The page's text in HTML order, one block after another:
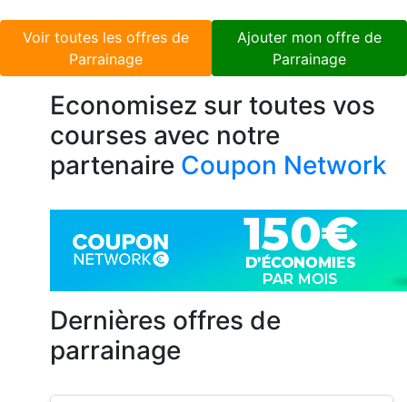
Voir toutes les offres de
Parrainage
Ajouter mon offre de
Parrainage
Economisez sur toutes vos
courses avec notre
partenaire Coupon Network
Dernières offres de
parrainage